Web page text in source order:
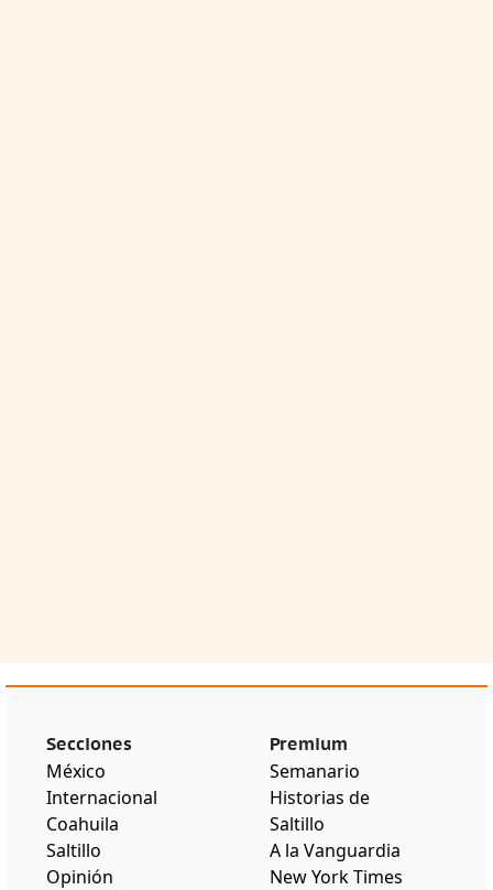
Secciones
México
Internacional
Coahuila
Saltillo
Opinión
Premium
Semanario
Historias de
Saltillo
A la Vanguardia
New York Times